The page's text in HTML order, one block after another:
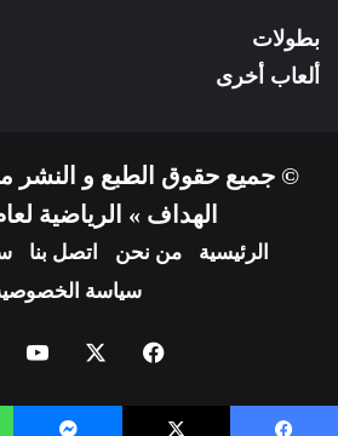
بطولات
ألعاب أخرى
© جميع حقوق الطبع و النشر
الهداف » الرياضية لعام
الرئيسية من نحن اتصل بنا
سياسة
فيسبوك